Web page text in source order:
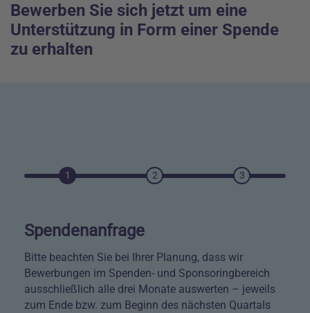
Bewerben Sie sich jetzt um eine
Unterstützung in Form einer Spende
zu erhalten
1 2 3
Spendenanfrage
Bitte beachten Sie bei Ihrer Planung, dass wir
Bewerbungen im Spenden- und Sponsoringbereich
ausschließlich alle drei Monate auswerten – jeweils
zum Ende bzw. zum Beginn des nächsten Quartals